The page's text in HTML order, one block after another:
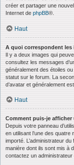
créer et partager une
Internet de phpBB®.
Haut
A quoi correspondent les
Il y a deux images qui
consultez les messages
généralement des étoiles
statut sur le forum. La
d’avatar et généralement
Haut
Comment puis-je afficher
Depuis votre panneau
en utilisant l’une des
importé. L’administrateur
manière dont ils sont mis à
contactez un administrateur